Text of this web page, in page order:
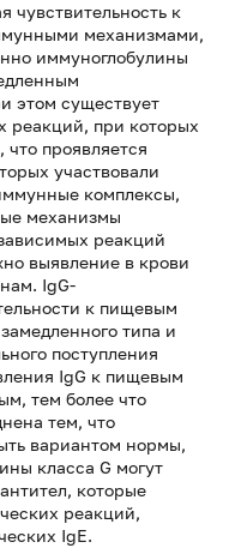
чувствительность к
механизмами,
иммуноглобулины
этом существует
реакций, при которых
проявляется
участвовали
комплексы,
механизмы
реакций
выявление в крови
IgG-
к пищевым
типа и
поступления
IgG к пищевым
тем более что
тем, что
вариантом нормы,
класса G могут
которые
реакций,
IgE.